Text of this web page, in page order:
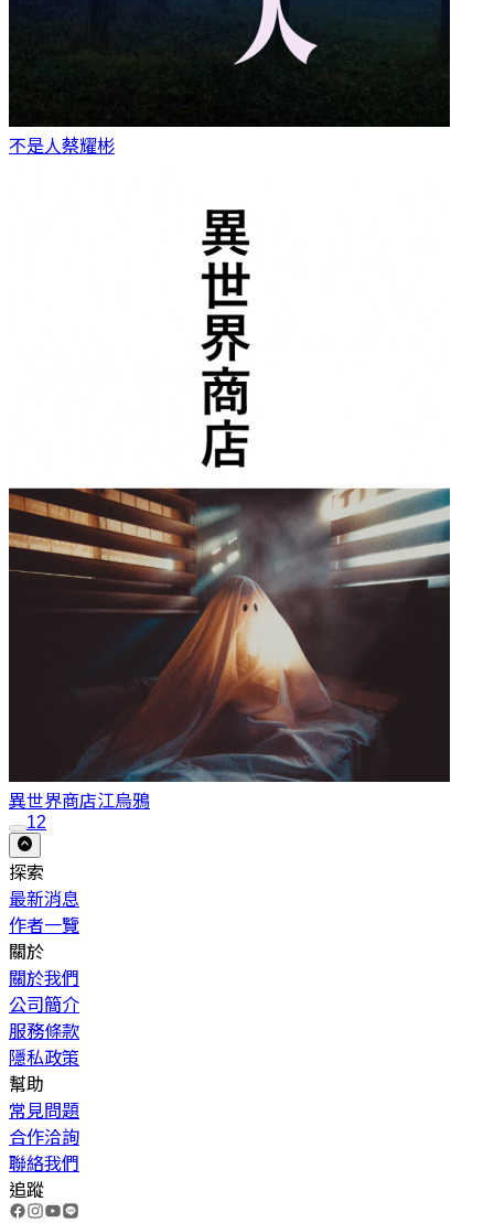
不是人蔡耀彬
異世界商店江烏鴉
12
探索
最新消息
作者一覽
關於
關於我們
公司簡介
服務條款
隱私政策
幫助
常見問題
合作洽詢
聯絡我們
追蹤